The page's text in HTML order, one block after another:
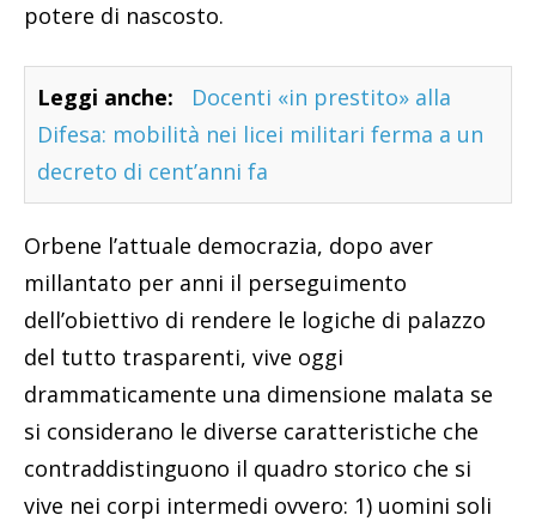
potere di nascosto.
Leggi anche:
Docenti «in prestito» alla
Difesa: mobilità nei licei militari ferma a un
decreto di cent’anni fa
Orbene l’attuale democrazia, dopo aver
millantato per anni il perseguimento
dell’obiettivo di rendere le logiche di palazzo
del tutto trasparenti, vive oggi
drammaticamente una dimensione malata se
si considerano le diverse caratteristiche che
contraddistinguono il quadro storico che si
vive nei corpi intermedi ovvero: 1) uomini soli